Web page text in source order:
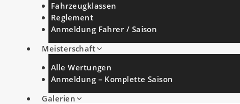
Fahrzeugklassen
Reglement
Anmeldung Fahrer / Saison
Meisterschaft
Alle Wertungen
Anmeldung – Komplette Saison
Galerien